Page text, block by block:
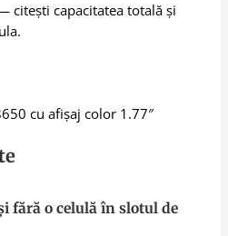
citești capacitatea totală și
cu afișaj color 1.77″
fără o celulă în slotul de